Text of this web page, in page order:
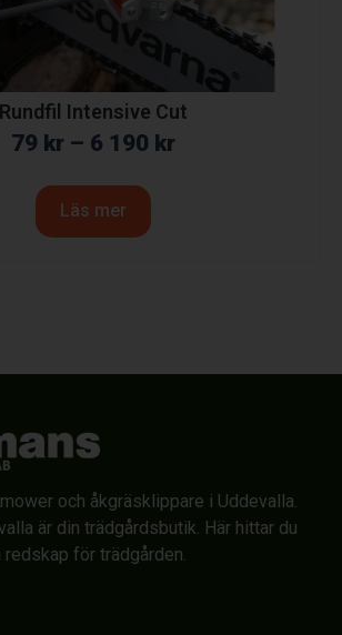
Rundfil Intensive Cut
79 kr – 6 190 kr
Läs mer
och åkgräsklippare i Uddevalla.
är din trädgårdsbutik. Här hittar du
för trädgården.